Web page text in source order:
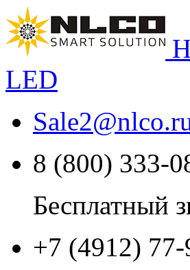
LED
Sale2@
8 (800) 333-
Бесплатный
+7 (4912)